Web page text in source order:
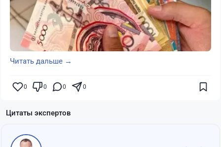
Читать дальше →
0 0 0 0
Цитаты экспертов